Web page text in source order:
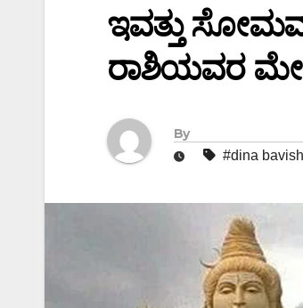
ಇವತ್ತು
ರಾಶಿಯವರ
By
#dina